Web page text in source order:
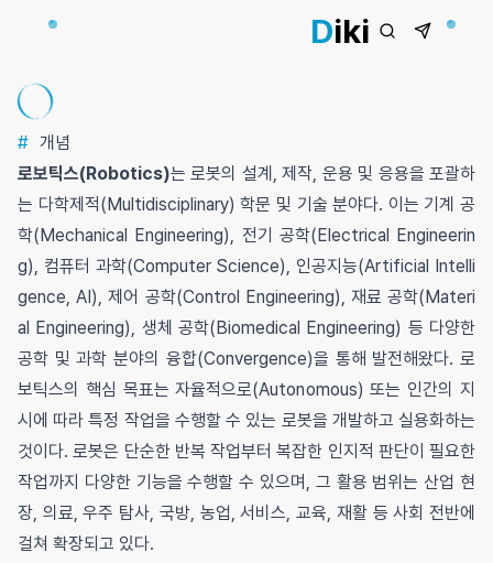
Diki
# 개념
로보틱스(Robotics)는 로봇의 설계, 제작, 운용 및 응용을 포괄하
는 다학제적(Multidisciplinary) 학문 및 기술 분야다. 이는 기계 공
학(Mechanical Engineering), 전기 공학(Electrical Engineerin
g), 컴퓨터 과학(Computer Science), 인공지능(Artificial Intelli
gence, AI), 제어 공학(Control Engineering), 재료 공학(Materi
al Engineering), 생체 공학(Biomedical Engineering) 등 다양한
공학 및 과학 분야의 융합(Convergence)을 통해 발전해왔다. 로
보틱스의 핵심 목표는 자율적으로(Autonomous) 또는 인간의 지
시에 따라 특정 작업을 수행할 수 있는 로봇을 개발하고 실용화하는
것이다. 로봇은 단순한 반복 작업부터 복잡한 인지적 판단이 필요한
작업까지 다양한 기능을 수행할 수 있으며, 그 활용 범위는 산업 현
장, 의료, 우주 탐사, 국방, 농업, 서비스, 교육, 재활 등 사회 전반에
걸쳐 확장되고 있다.